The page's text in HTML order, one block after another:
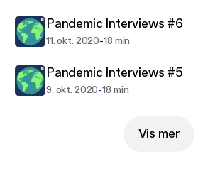
Pandemic Interviews #6
11. okt. 2020-18 min
Pandemic Interviews #5
9. okt. 2020-18 min
Vis mer